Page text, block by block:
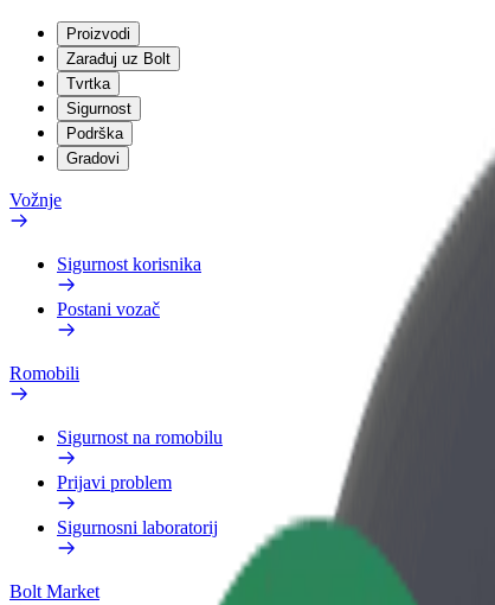
Proizvodi
Zarađuj uz Bolt
Tvrtka
Sigurnost
Podrška
Gradovi
Vožnje
Sigurnost korisnika
Postani vozač
Romobili
Sigurnost na romobilu
Prijavi problem
Sigurnosni laboratorij
Bolt Market